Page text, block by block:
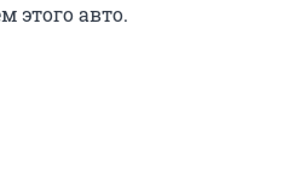
этого авто.